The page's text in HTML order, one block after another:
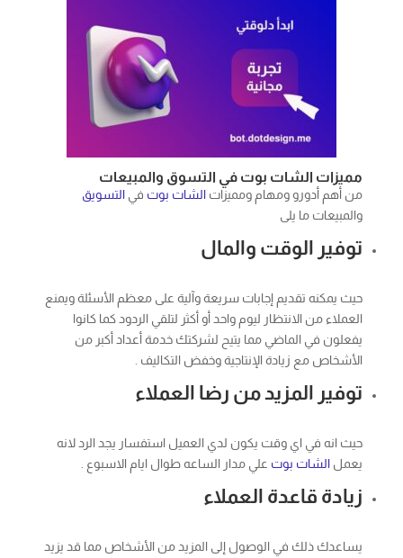
مميزات الشات بوت في التسوق والمبيعات
من أهم أدورو ومهام ومميزات الشات بوت في التسويق
والمبيعات ما يلى
توفير الوقت والمال
حيث يمكنه تقديم إجابات سريعة وآلية على معظم الأسئلة ويمنع
العملاء من الانتظار ليوم واحد أو أكثر لتلقي الردود كما كانوا
يفعلون في الماضي مما يتيح لشركتك خدمة أعداد أكبر من
الأشخاص مع زيادة الإنتاجية وخفض التكاليف .
توفير المزيد من رضا العملاء
حيث انه في اي وقت يكون لدي العميل استفسار يجد الرد لانه
يعمل الشات بوت علي مدار الساعه طوال ايام الاسبوع .
زيادة قاعدة العملاء
يساعدك ذلك في الوصول إلى المزيد من الأشخاص مما قد يزيد